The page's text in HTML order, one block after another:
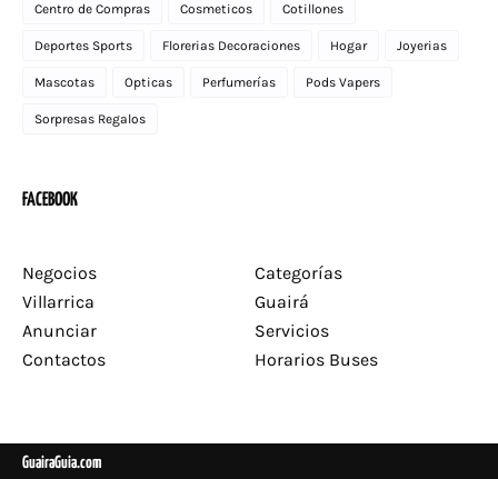
Centro de Compras Cosmeticos Cotillones
Deportes Sports Florerias Decoraciones Hogar Joyerias
Mascotas Opticas Perfumerías Pods Vapers
Sorpresas Regalos
FACEBOOK
Negocios
Categorías
Villarrica
Guairá
Anunciar
Servicios
Contactos
Horarios Buses
GuairaGuia.com